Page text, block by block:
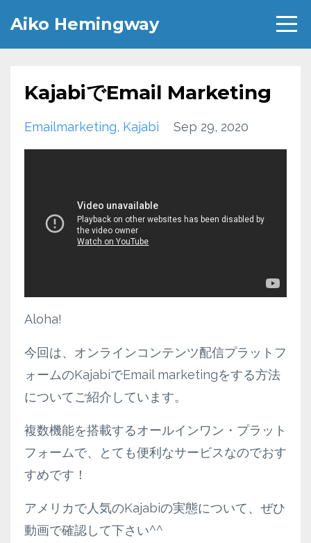
Aiko Hemingway
KajabiでEmail Marketing
Emailmarketing Kajabi Sep 29, 2020
Aloha!
今回は、オンラインコンテンツ配信プラットフ
ォームのKajabiでEmail marketingをする方法
についてご紹介しています。
複数機能を搭載するオールインワン・プラット
フォームで、とても便利なサービスなのでおす
すめです！
アメリカで人気のKajabiの実態について、ぜひ
動画で確認して下さい^^